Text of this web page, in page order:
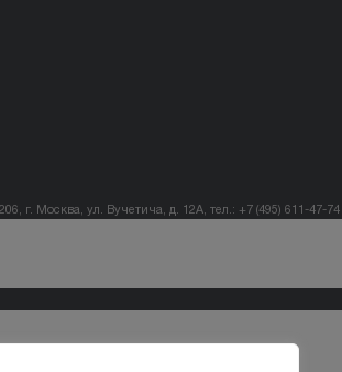
г. Москва, ул. Вучетича, д. 12А, тел.: +7 (495) 611-47-74